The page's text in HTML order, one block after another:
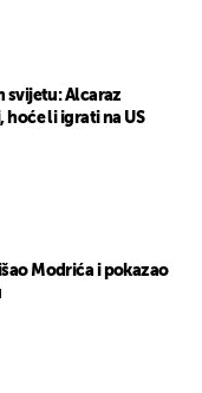
svijetu: Alcaraz
li igrati na US
Modrića i pokazao